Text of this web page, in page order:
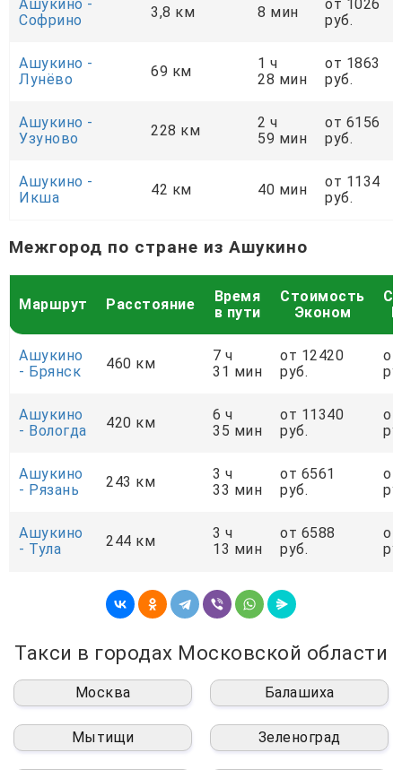
Ашукино -
Софрино
3,8 км 8 мин
от 1026
руб.
Ашукино -
Лунёво
69 км
1 ч
28 мин
от 1863
руб.
Ашукино -
Узуново
228 км
2 ч
59 мин
от 6156
руб.
Ашукино -
Икша
42 км 40 мин
от 1134
руб.
Межгород по стране из Ашукино
Маршрут Расстояние
Время
в пути
Стоимость
Эконом
Ашукино
- Брянск
460 км
7 ч
31 мин
от 12420
руб.
Ашукино
- Вологда
420 км
6 ч
35 мин
от 11340
руб.
Ашукино
- Рязань
243 км
3 ч
33 мин
от 6561
руб.
Ашукино
- Тула
244 км
3 ч
13 мин
от 6588
руб.
Такси в городах Московской области
Москва Балашиха
Мытищи Зеленоград